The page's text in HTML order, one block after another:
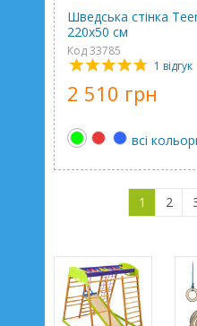
Шведська стінка
220х50 см
Код 33785
1 відгук
2 510 грн
всі
1 2